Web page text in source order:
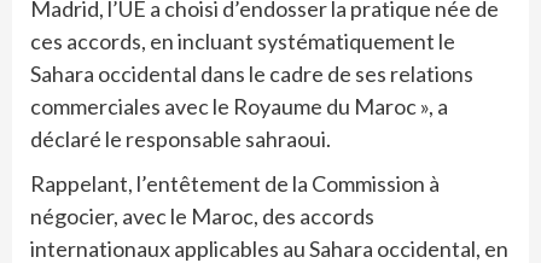
Madrid, l’UE a choisi d’endosser la pratique née de
ces accords, en incluant systématiquement le
Sahara occidental dans le cadre de ses relations
commerciales avec le Royaume du Maroc », a
déclaré le responsable sahraoui.
Rappelant, l’entêtement de la Commission à
négocier, avec le Maroc, des accords
internationaux applicables au Sahara occidental, en